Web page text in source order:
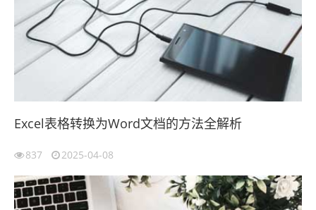
Excel表格转换为Word文档的方法全解析
837 2025-04-08